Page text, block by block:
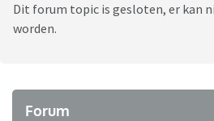
Dit forum topic is gesloten, er kan
worden.
Forum